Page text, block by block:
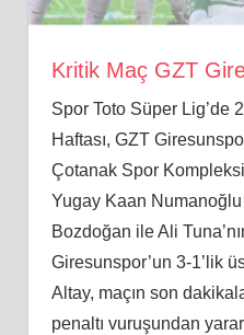
Kritik Maç GZT
Spor Toto Süper Lig’de
Haftası, GZT
Çotanak Spor
Yugay Kaan Numanoğlu
Bozdoğan ile Ali
Giresunspor’un 3-1’lik
Altay, maçın son
penaltı vuruşundan